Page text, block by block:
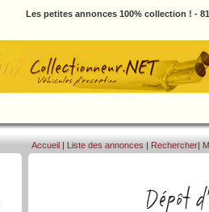
Les petites annonces 100% collection ! -
Accueil | Liste des annonces | Rechercher|